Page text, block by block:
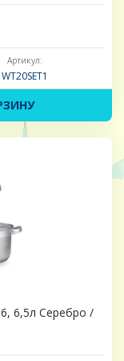
Артикул:
WT20SET1
6,5л Серебро /